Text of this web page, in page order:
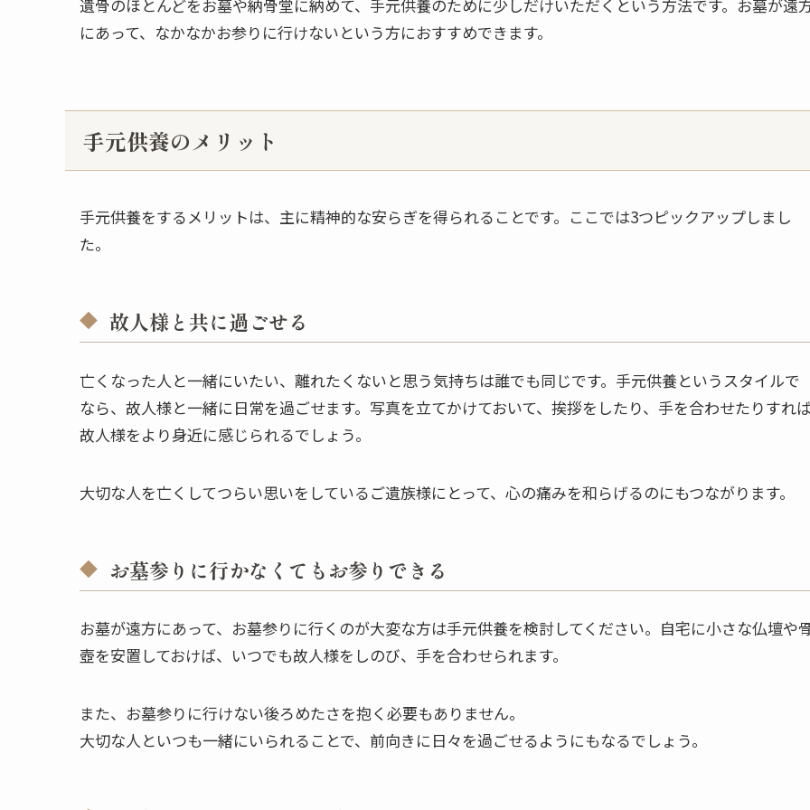
遺骨のほとんどをお墓や納骨堂に納めて、手元供養のために少しだけいただくという方法です。お墓が遠
にあって、なかなかお参りに行けないという方におすすめできます。
手元供養のメリット
手元供養をするメリットは、主に精神的な安らぎを得られることです。ここでは3つピックアップしまし
た。
故人様と共に過ごせる
亡くなった人と一緒にいたい、離れたくないと思う気持ちは誰でも同じです。手元供養というスタイルで
なら、故人様と一緒に日常を過ごせます。写真を立てかけておいて、挨拶をしたり、手を合わせたりすれ
故人様をより身近に感じられるでしょう。
大切な人を亡くしてつらい思いをしているご遺族様にとって、心の痛みを和らげるのにもつながります。
お墓参りに行かなくてもお参りできる
お墓が遠方にあって、お墓参りに行くのが大変な方は手元供養を検討してください。自宅に小さな仏壇や
壺を安置しておけば、いつでも故人様をしのび、手を合わせられます。
また、お墓参りに行けない後ろめたさを抱く必要もありません。
大切な人といつも一緒にいられることで、前向きに日々を過ごせるようにもなるでしょう。